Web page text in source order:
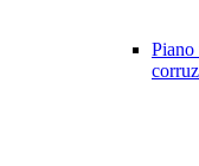
Piano